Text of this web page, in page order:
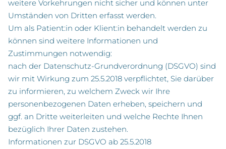
weitere Vorkehrungen nicht sicher und können unter
Umständen von Dritten erfasst werden.
Um als Patient:in oder Klient:in behandelt werden zu
können sind weitere Informationen und
Zustimmungen notwendig:
nach der Datenschutz-Grundverordnung (DSGVO) sind
wir mit Wirkung zum 25.5.2018 verpflichtet, Sie darüber
zu informieren, zu welchem Zweck wir Ihre
personenbezogenen Daten erheben, speichern und
ggf. an Dritte weiterleiten und welche Rechte Ihnen
bezüglich Ihrer Daten zustehen.
Informationen zur DSGVO ab 25.5.2018